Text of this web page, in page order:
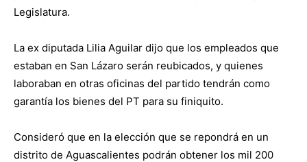
Legislatura.
La ex diputada Lilia Aguilar dijo que los empleados que
estaban en San Lázaro serán reubicados, y quienes
laboraban en otras oficinas del partido tendrán como
garantía los bienes del PT para su finiquito.
Consideró que en la elección que se repondrá en un
distrito de Aguascalientes podrán obtener los mil 200